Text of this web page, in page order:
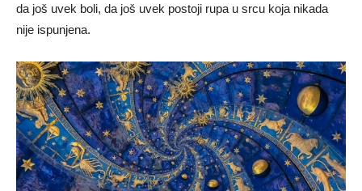
da još uvek boli, da još uvek postoji rupa u srcu koja nikada
nije ispunjena.